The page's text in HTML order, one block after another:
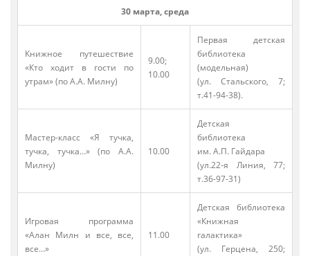
30 марта, среда
Книжное путешествие
«Кто ходит в гости по
утрам» (по А.А. Милну)
9.00;
10.00
Первая детская
библиотека
(модельная)
(ул. Стальского, 7;
т.41-94-38).
Мастер-класс «Я тучка,
тучка, тучка…» (по А.А.
Милну)
10.00
Детская
библиотека
им. А.П. Гайдара
(ул.22-я Линия, 77;
т.36-97-31)
Игровая программа
«Алан Милн и все, все,
все…»
11.00
Детская библиотека
«Книжная
галактика»
(ул. Герцена, 250;